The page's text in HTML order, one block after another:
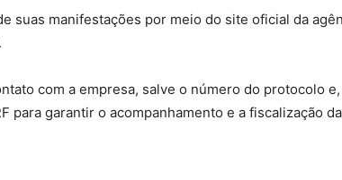
suas manifestações por meio do site oficial da
com a empresa, salve o número do protocolo
para garantir o acompanhamento e a fiscalização